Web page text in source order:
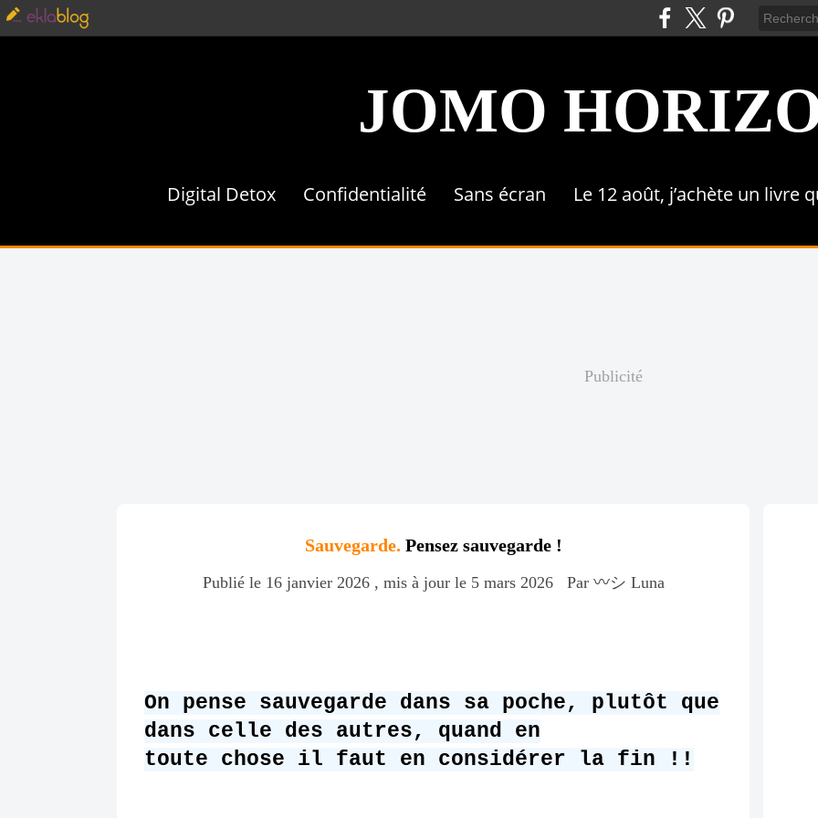
JOMO
Digital Detox Confidentialité Sans écran Le 12 août, j’achète un livre
Publicité
Sauvegarde. Pensez sauvegarde !
Publié le 16 janvier 2026 , mis à jour le 5 mars 2026 Par 〰️シ Luna
On pense sauvegarde dans sa poche, plutôt que
dans celle des autres, quand en
toute chose il faut en considérer la fin !!